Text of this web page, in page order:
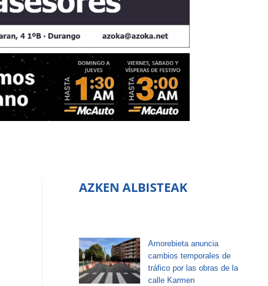
AZKEN ALBISTEAK
Amorebieta anuncia
cambios temporales de
tráfico por las obras de la
calle Karmen